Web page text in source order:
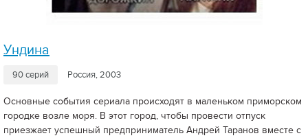
Ундина
90 серий Россия, 2003
Основные события сериала происходят в маленьком приморском
городке возле моря. В этот город, чтобы провести отпуск
приезжает успешный предприниматель Андрей Таранов вместе с